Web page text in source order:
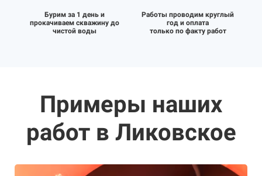
Бурим за 1 день и
прокачиваем скважину до
чистой воды
Работы проводим круглый
год и оплата
только по факту работ
Примеры наших
работ в Ликовское